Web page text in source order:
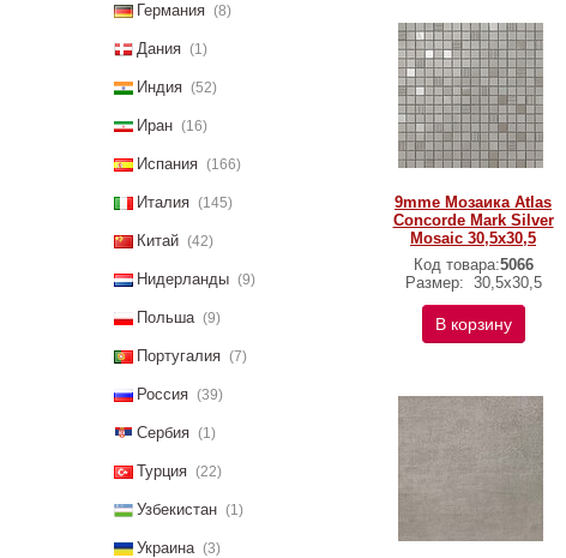
Германия (8)
Дания (1)
Индия (52)
Иран (16)
Испания (166)
Италия (145)
Китай (42)
Нидерланды (9)
Польша (9)
Португалия (7)
Россия (39)
Сербия (1)
Турция (22)
Узбекистан (1)
Украина (3)
9mme Мозаика Atlas
Concorde Mark Silver
Mosaic 30,5x30,5
Код товара:5066
Размер: 30,5x30,5
В корзину